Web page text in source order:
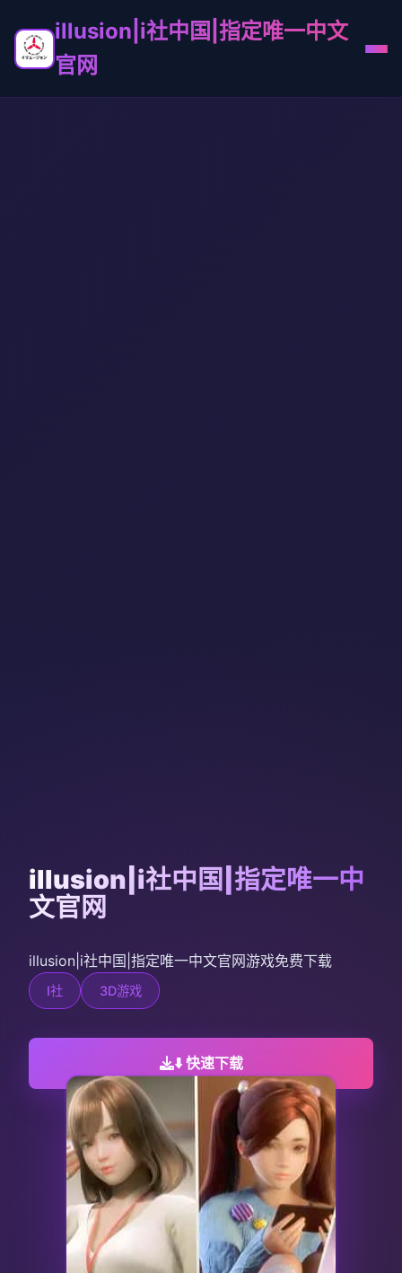
illusion|i社中国|指定唯一中文
官网
illusion|i社中国|指定唯一中
文官网
illusion|i社中国|指定唯一中文官网游戏免费下载
I社 3D游戏
⬇️ 快速下载